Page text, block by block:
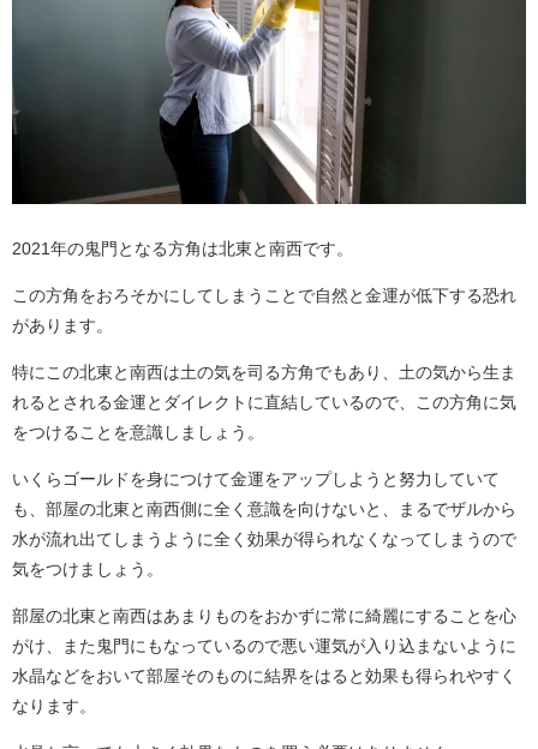
2021年の鬼門となる方角は北東と南西です。
この方角をおろそかにしてしまうことで自然と金運が低下する恐れ
があります。
特にこの北東と南西は土の気を司る方角でもあり、土の気から生ま
れるとされる金運とダイレクトに直結しているので、この方角に気
をつけることを意識しましょう。
いくらゴールドを身につけて金運をアップしようと努力していて
も、部屋の北東と南西側に全く意識を向けないと、まるでザルから
水が流れ出てしまうように全く効果が得られなくなってしまうので
気をつけましょう。
部屋の北東と南西はあまりものをおかずに常に綺麗にすることを心
がけ、また鬼門にもなっているので悪い運気が入り込まないように
水晶などをおいて部屋そのものに結界をはると効果も得られやすく
なります。